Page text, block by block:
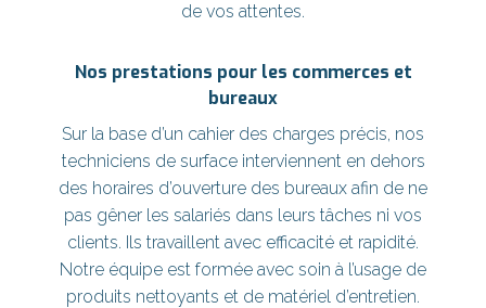
de vos attentes.
Nos prestations pour les commerces et
bureaux
Sur la base d’un cahier des charges précis, nos
techniciens de surface interviennent en dehors
des horaires d’ouverture des bureaux afin de ne
pas gêner les salariés dans leurs tâches ni vos
clients. Ils travaillent avec efficacité et rapidité.
Notre équipe est formée avec soin à l’usage de
produits nettoyants et de matériel d’entretien.